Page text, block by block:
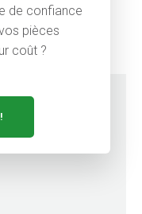
de confiance
pièces
coût ?